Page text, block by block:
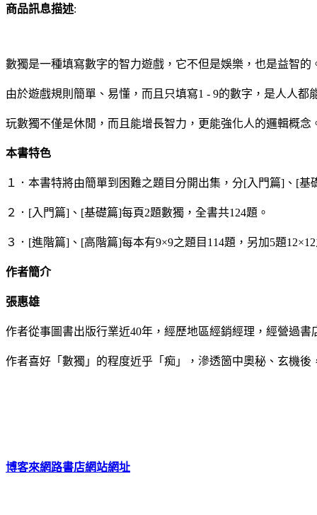
商品訊息描述:
數獨是一種填寫數字的智力遊戲，它不但是娛樂，也是益智的
由於遊戲規則簡單、易懂，而且只填寫1 - 9的數字，是人人
玩數獨不僅是休閒，而且能增長智力，更能強化人的邏輯概念
本書特色
１．本書特將由簡單到困難之題目分開出集，分[入門篇]、[
２．[入門篇]、[基礎篇]每頁2題數獨，全書共124題。
３．[進階篇]、[高階篇]每本有9×9之題目114題，另加5題
作者簡介
張惠雄
作者從事圖書出版行業近40年，經歷地區經銷經理，經營過書
作者喜好「數獨」的程度近乎「痴」，滲透箇中奧秘、玄機
博客來網路書店網站網址